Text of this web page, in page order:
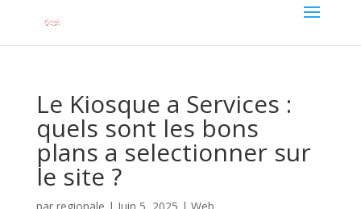
Le Kiosque a Services :
quels sont les bons
plans a selectionner sur
le site ?